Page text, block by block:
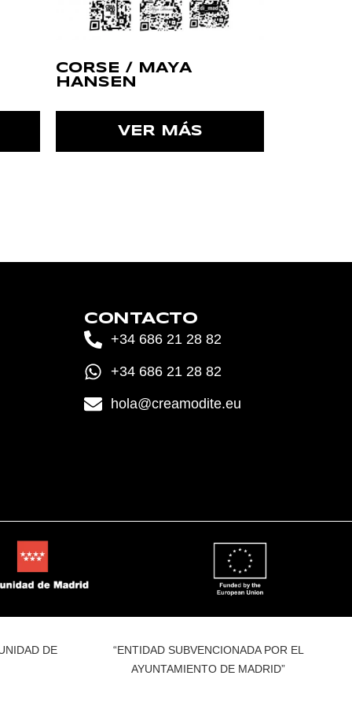
CORSE / MAYA
HANSEN
VER MÁS
CONTACTO
+34 686 21 28 82
+34 686 21 28 82
hola@creamodite.eu
DE
“ENTIDAD SUBVENCIONADA POR EL
AYUNTAMIENTO DE MADRID”